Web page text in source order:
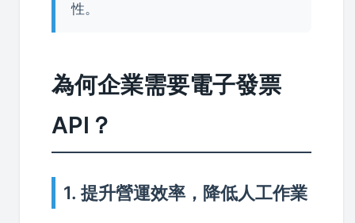
性。
為何企業需要電子發票
API？
1. 提升營運效率，降低人工作業